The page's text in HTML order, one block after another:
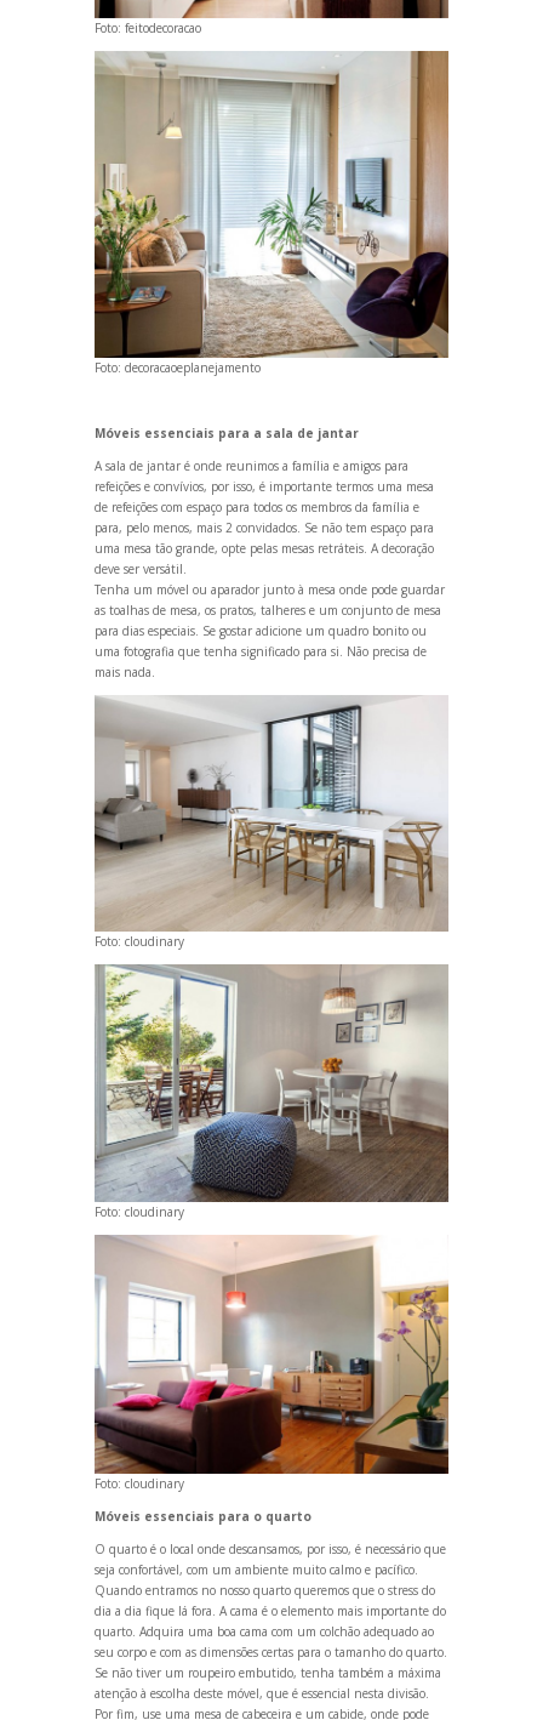
Foto: feitodecoracao
Foto: decoracaoeplanejamento
Móveis essenciais para a sala de jantar
A sala de jantar é onde reunimos a família e amigos para
refeições e convívios, por isso, é importante termos uma mesa
de refeições com espaço para todos os membros da família e
para, pelo menos, mais 2 convidados. Se não tem espaço para
uma mesa tão grande, opte pelas mesas retráteis. A decoração
deve ser versátil.
Tenha um móvel ou aparador junto à mesa onde pode guardar
as toalhas de mesa, os pratos, talheres e um conjunto de mesa
para dias especiais. Se gostar adicione um quadro bonito ou
uma fotografia que tenha significado para si. Não precisa de
mais nada.
Foto: cloudinary
Foto: cloudinary
Foto: cloudinary
Móveis essenciais para o quarto
O quarto é o local onde descansamos, por isso, é necessário que
seja confortável, com um ambiente muito calmo e pacífico.
Quando entramos no nosso quarto queremos que o stress do
dia a dia fique lá fora. A cama é o elemento mais importante do
quarto. Adquira uma boa cama com um colchão adequado ao
seu corpo e com as dimensões certas para o tamanho do quarto.
Se não tiver um roupeiro embutido, tenha também a máxima
atenção à escolha deste móvel, que é essencial nesta divisão.
Por fim, use uma mesa de cabeceira e um cabide, onde pode